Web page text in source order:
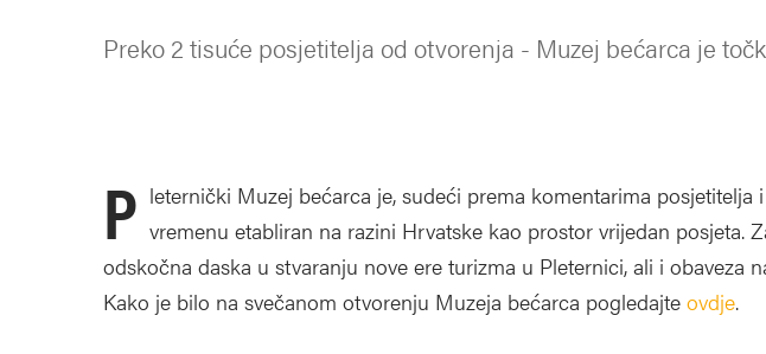
Preko 2 tisuće posjetitelja od otvorenja - Muzej bećarca je
P leternički Muzej bećarca je, sudeći prema komentarima posjetitelja
vremenu etabliran na razini Hrvatske kao prostor vrijedan posjeta.
odskočna daska u stvaranju nove ere turizma u Pleternici, ali i obaveza
Kako je bilo na svečanom otvorenju Muzeja bećarca pogledajte ovdje.